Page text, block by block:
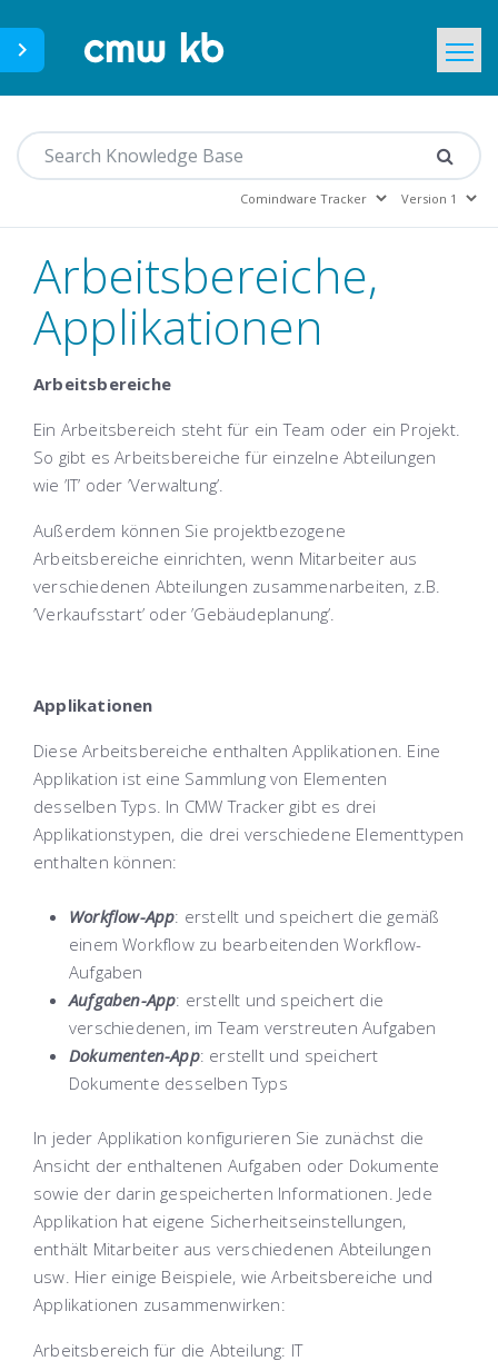
Arbeitsbereiche,
Applikationen
Arbeitsbereiche
Ein Arbeitsbereich steht für ein Team oder ein Projekt.
So gibt es Arbeitsbereiche für einzelne Abteilungen
wie ’IT’ oder ’Verwaltung’.
Außerdem können Sie projektbezogene
Arbeitsbereiche einrichten, wenn Mitarbeiter aus
verschiedenen Abteilungen zusammenarbeiten, z.B.
’Verkaufsstart’ oder ’Gebäudeplanung’.
Applikationen
Diese Arbeitsbereiche enthalten Applikationen. Eine
Applikation ist eine Sammlung von Elementen
desselben Typs. In CMW Tracker gibt es drei
Applikationstypen, die drei verschiedene Elementtypen
enthalten können:
Workflow-App: erstellt und speichert die gemäß
einem Workflow zu bearbeitenden Workflow-
Aufgaben
Aufgaben-App: erstellt und speichert die
verschiedenen, im Team verstreuten Aufgaben
Dokumenten-App: erstellt und speichert
Dokumente desselben Typs
In jeder Applikation konfigurieren Sie zunächst die
Ansicht der enthaltenen Aufgaben oder Dokumente
sowie der darin gespeicherten Informationen. Jede
Applikation hat eigene Sicherheitseinstellungen,
enthält Mitarbeiter aus verschiedenen Abteilungen
usw. Hier einige Beispiele, wie Arbeitsbereiche und
Applikationen zusammenwirken:
Arbeitsbereich für die Abteilung: IT